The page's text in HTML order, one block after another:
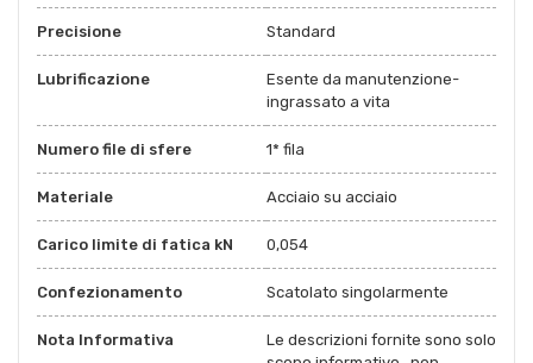
Precisione Standard
Lubrificazione
Esente da manutenzione-
ingrassato a vita
Numero file di sfere 1* fila
Materiale Acciaio su acciaio
Carico limite di fatica kN 0,054
Confezionamento Scatolato singolarmente
Nota Informativa
Le descrizioni fornite sono solo